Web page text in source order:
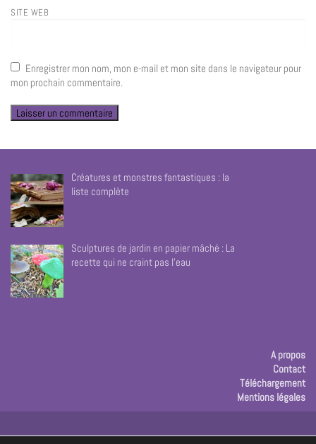
SITE WEB
Enregistrer mon nom, mon e-mail et mon site dans le navigateur pour
mon prochain commentaire.
Créatures et monstres fantastiques : la
liste complète
Sculptures de jardin en papier mâché : La
recette qui ne craint pas l’eau
A propos
Contact
Téléchargement
Mentions légales